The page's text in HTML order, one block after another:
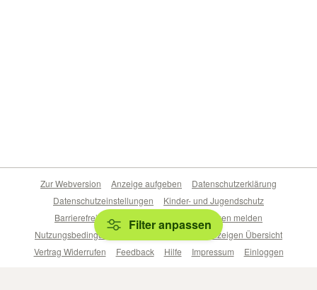
Filter anpassen
Zur Webversion Anzeige aufgeben
Datenschutzerklärung
Datenschutzeinstellungen
Kinder- und Jugendschutz
Barrierefreiheitserklärung
Sicherheitslücken melden
Nutzungsbedingungen
Beliebte Suchen
Anzeigen Übersicht
Vertrag Widerrufen
Feedback Hilfe Impressum Einloggen